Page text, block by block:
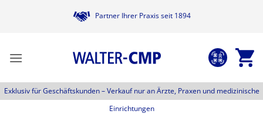
Partner Ihrer Praxis seit 1894
Exklusiv für Geschäftskunden –Verkauf nur an Ärzte, Praxen und medizinische
Einrichtungen